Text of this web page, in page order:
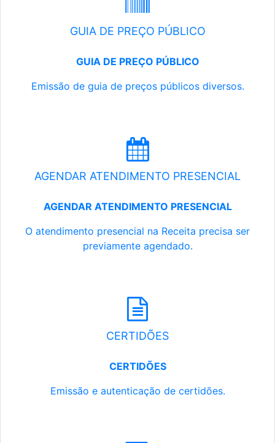
GUIA DE PREÇO PÚBLICO
GUIA DE PREÇO PÚBLICO
Emissão de guia de preços públicos diversos.
AGENDAR ATENDIMENTO PRESENCIAL
AGENDAR ATENDIMENTO PRESENCIAL
O atendimento presencial na Receita precisa ser
previamente agendado.
CERTIDÕES
CERTIDÕES
Emissão e autenticação de certidões.